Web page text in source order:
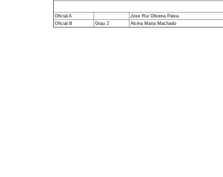
Oficial A
Jose Rui Oliveira Paiva
Oficial B
Grau 2 Alcina Maria Machado